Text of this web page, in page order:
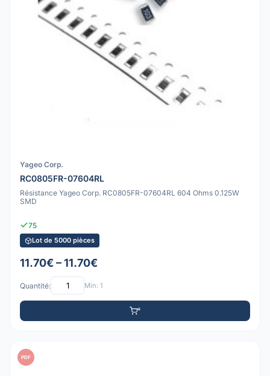
Yageo Corp.
RC0805FR-07604RL
Résistance Yageo Corp. RC0805FR-07604RL 604 Ohms 0.125W
SMD
75
Lot de 5000 pièces
11.70€ – 11.70€
Quantité: Min: 1
PDF